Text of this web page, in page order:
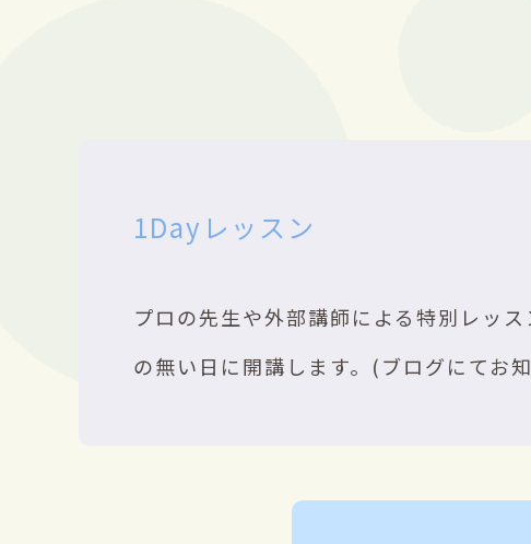
1Dayレッスン
プロの先生や外部講師による特別レッ
の無い日に開講します。(ブログにてお